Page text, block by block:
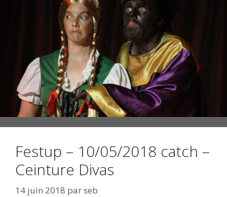
Festup – 10/05/2018 catch –
Ceinture Divas
14 juin 2018 parseb